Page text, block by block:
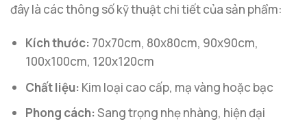
đây là các thông số kỹ thuật chi tiết của sản phẩm:
Kích thước: 70x70cm, 80x80cm, 90x90cm,
100x100cm, 120x120cm
Chất liệu: Kim loại cao cấp, mạ vàng hoặc bạc
Phong cách:Sang trọng nhẹ nhàng, hiện đại